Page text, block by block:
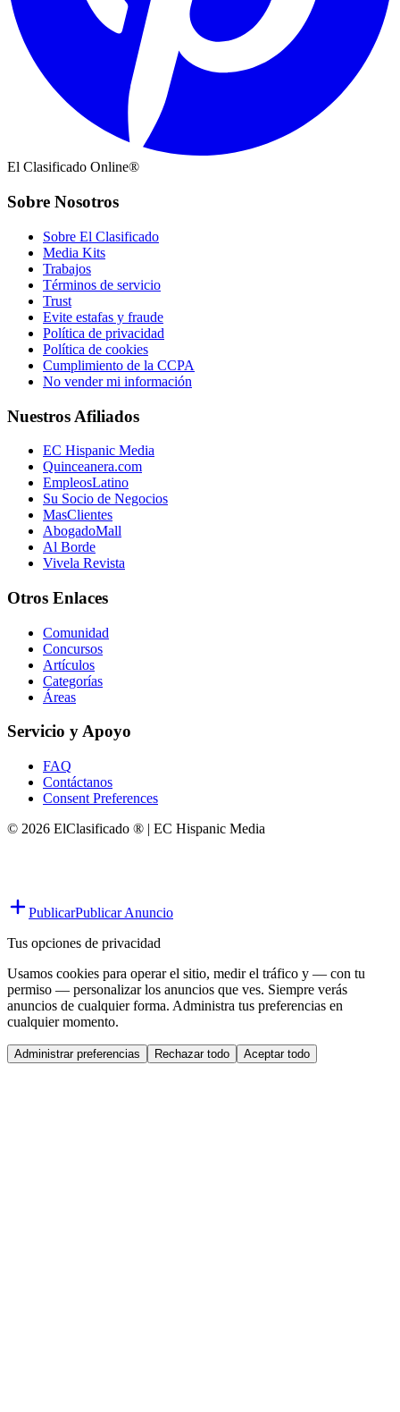
El Clasificado Online®
Sobre Nosotros
Sobre El Clasificado
Media Kits
Trabajos
Términos de servicio
Trust
Evite estafas y fraude
Política de privacidad
Política de cookies
Cumplimiento de la CCPA
No vender mi información
Nuestros Afiliados
EC Hispanic Media
Quinceanera.com
EmpleosLatino
Su Socio de Negocios
MasClientes
AbogadoMall
Al Borde
Vivela Revista
Otros Enlaces
Comunidad
Concursos
Artículos
Categorías
Áreas
Servicio y Apoyo
FAQ
Contáctanos
Consent Preferences
© 2026 ElClasificado ® | EC Hispanic Media
PublicarPublicar Anuncio
Tus opciones de privacidad
Usamos cookies para operar el sitio, medir el tráfico y — con tu
permiso — personalizar los anuncios que ves. Siempre verás
anuncios de cualquier forma. Administra tus preferencias en
cualquier momento.
Administrar preferencias Rechazar todo Aceptar todo